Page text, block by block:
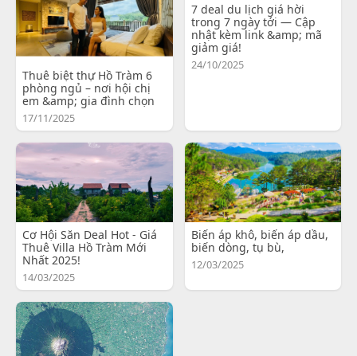
Thuê biệt thự Hồ Tràm 6
phòng ngủ – nơi hội chị
em &amp; gia đình chọn
17/11/2025
7 deal du lịch giá hời
trong 7 ngày tới — Cập
nhật kèm link &amp; mã
giảm giá!
24/10/2025
Cơ Hội Săn Deal Hot - Giá
Thuê Villa Hồ Tràm Mới
Nhất 2025!
14/03/2025
Biến áp khô, biến áp dầu,
biến dòng, tụ bù,
12/03/2025